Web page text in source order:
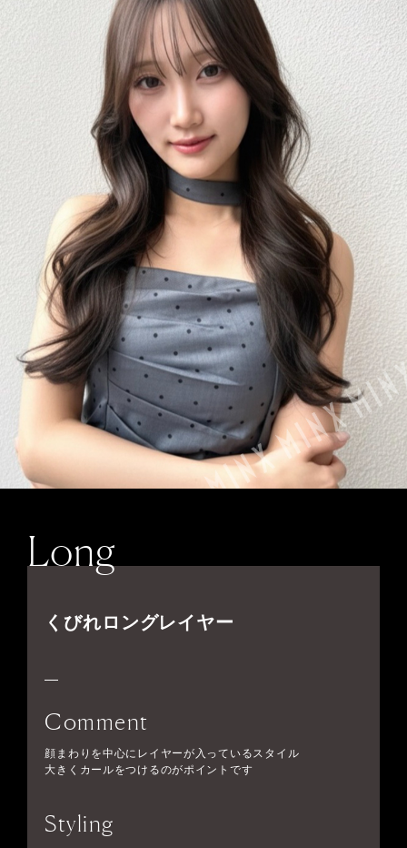
Long
くびれロングレイヤー
Comment
顔まわりを中心にレイヤーが入っているスタイル
大きくカールをつけるのがポイントです
Styling